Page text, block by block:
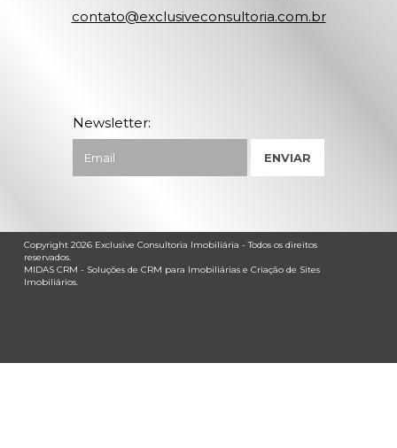
contato@exclusiveconsultoria.com.br
Newsletter:
Copyright 2026 Exclusive Consultoria Imobiliária - Todos os direitos
reservados.
MIDAS CRM - Soluções de CRM para Imobiliárias e Criação de Sites
Imobiliários.